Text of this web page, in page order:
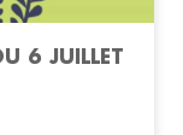
6 JUILLET